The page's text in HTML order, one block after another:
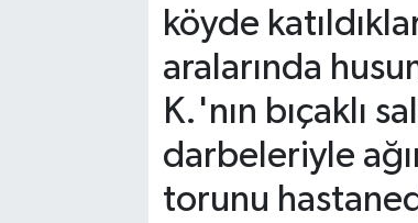
köyde
aralarında
K.'nın bıçaklı
darbeleriyle
torunu